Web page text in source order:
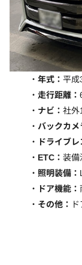
年式：平成
走行距離：
ナビ：社外
バックカメ
ドライブ
ETC：装備
照明装備：
ドア機能：
その他：